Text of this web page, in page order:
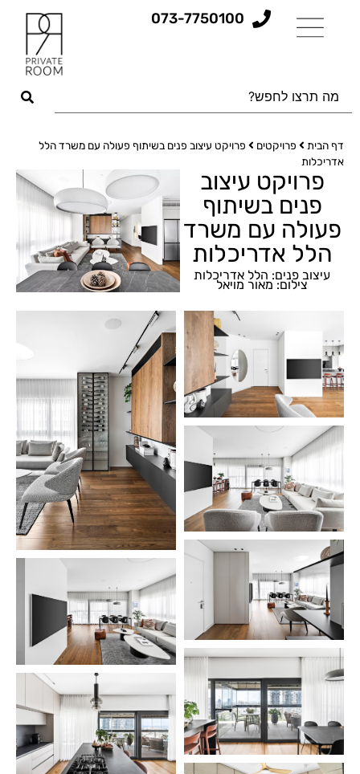
073-7750100
דף הבית פרויקטים
פרויקט עיצוב פנים בשיתוף פעולה עם משרד הלל
אדריכלות
פרויקט עיצוב
פנים בשיתוף
פעולה עם משרד
הלל אדריכלות
עיצוב פנים: הלל אדריכלות
צילום: מאור מויאל